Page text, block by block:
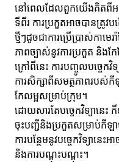
នៅពេលដែលពួកយើងគិតពីអ
ទីពីរ ការប្រកួតអាចបានត្រូវប
ថ្មីៗដូចជាការប្រើប្រាស់កាម
ភាពច្បាស់នូវការប្រកួត និងកែ
ក្រៅពីនេះ ការបញ្ចូលបច្ចេក
ការសិក្សាពីសមត្ថភាពរបស់
កែលម្អសម្រាប់ក្រុម។
ដោយសារតែបច្ចេកវិទ្យានេះ
ចុះបញ្ជីនិងប្រកួតសម្រាប់កីឡ
ការបន្ថែមនូវបច្ចេកវិទ្យានេ
និងការបណ្តុះបណ្ដុះ។